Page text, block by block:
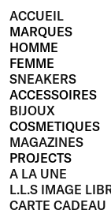
ACCUEIL
MARQUES
HOMME
FEMME
SNEAKERS
ACCESSOIRES
BIJOUX
COSMETIQUES
MAGAZINES
PROJECTS
A LA UNE
L.L.S IMAGE
CARTE CADEAU